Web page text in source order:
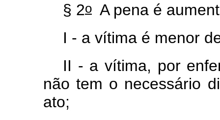
§ 2o A pena é
I - a vítima é menor
II - a vítima, por
não tem o necessário
ato;